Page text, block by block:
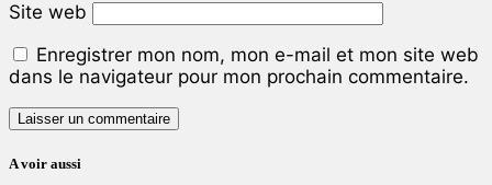
Site web
Enregistrer mon nom, mon e-mail et mon site web
dans le navigateur pour mon prochain commentaire.
A voir aussi